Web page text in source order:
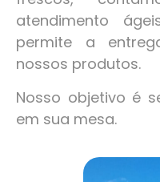
atendimento
permite a
nossos produtos.
Nosso objetivo é
em sua mesa.